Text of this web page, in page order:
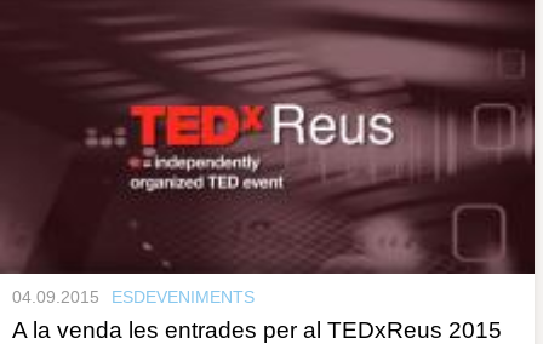
04.09.2015 ESDEVENIMENTS
A la venda les entrades per al TEDxReus 2015